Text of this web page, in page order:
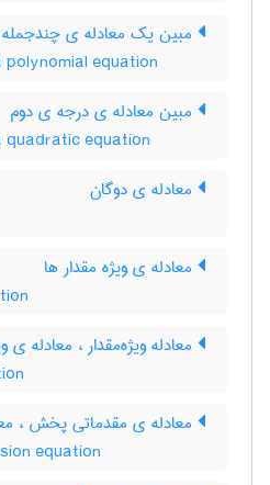
مبین یک معادله ی
equation
مبین معادله ی درجه ی دوم
equation
معادله ی دوگان
معادله ی ویژه مقدار ها
معادله ویژه‌مقدار ، معادله ی
معادله ی مقدماتی پخش ،
equation